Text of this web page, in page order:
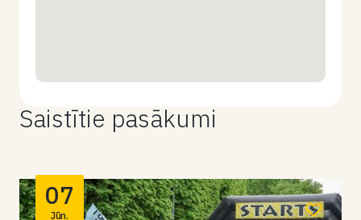
Saistītie pasākumi
07
Jūn.